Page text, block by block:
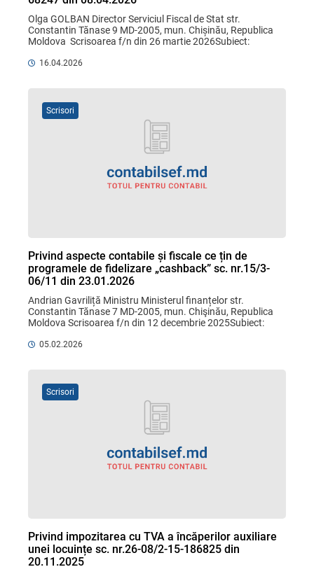
Olga GOLBAN Director Serviciul Fiscal de Stat str.
Constantin Tănase 9 MD-2005, mun. Chișinău, Republica
Moldova  Scrisoarea f/n din 26 martie 2026Subiect:
16.04.2026
Privind aspecte contabile și fiscale ce țin de
programele de fidelizare „cashback” sc. nr.15/3-
06/11 din 23.01.2026
Andrian Gavriliță Ministru Ministerul finanțelor str.
Constantin Tănase 7 MD-2005, mun. Chişinău, Republica
Moldova Scrisoarea f/n din 12 decembrie 2025Subiect:
05.02.2026
Scrisori
Privind impozitarea cu TVA a încăperilor auxiliare
unei locuințe sc. nr.26-08/2-15-186825 din
20.11.2025
Scrisori